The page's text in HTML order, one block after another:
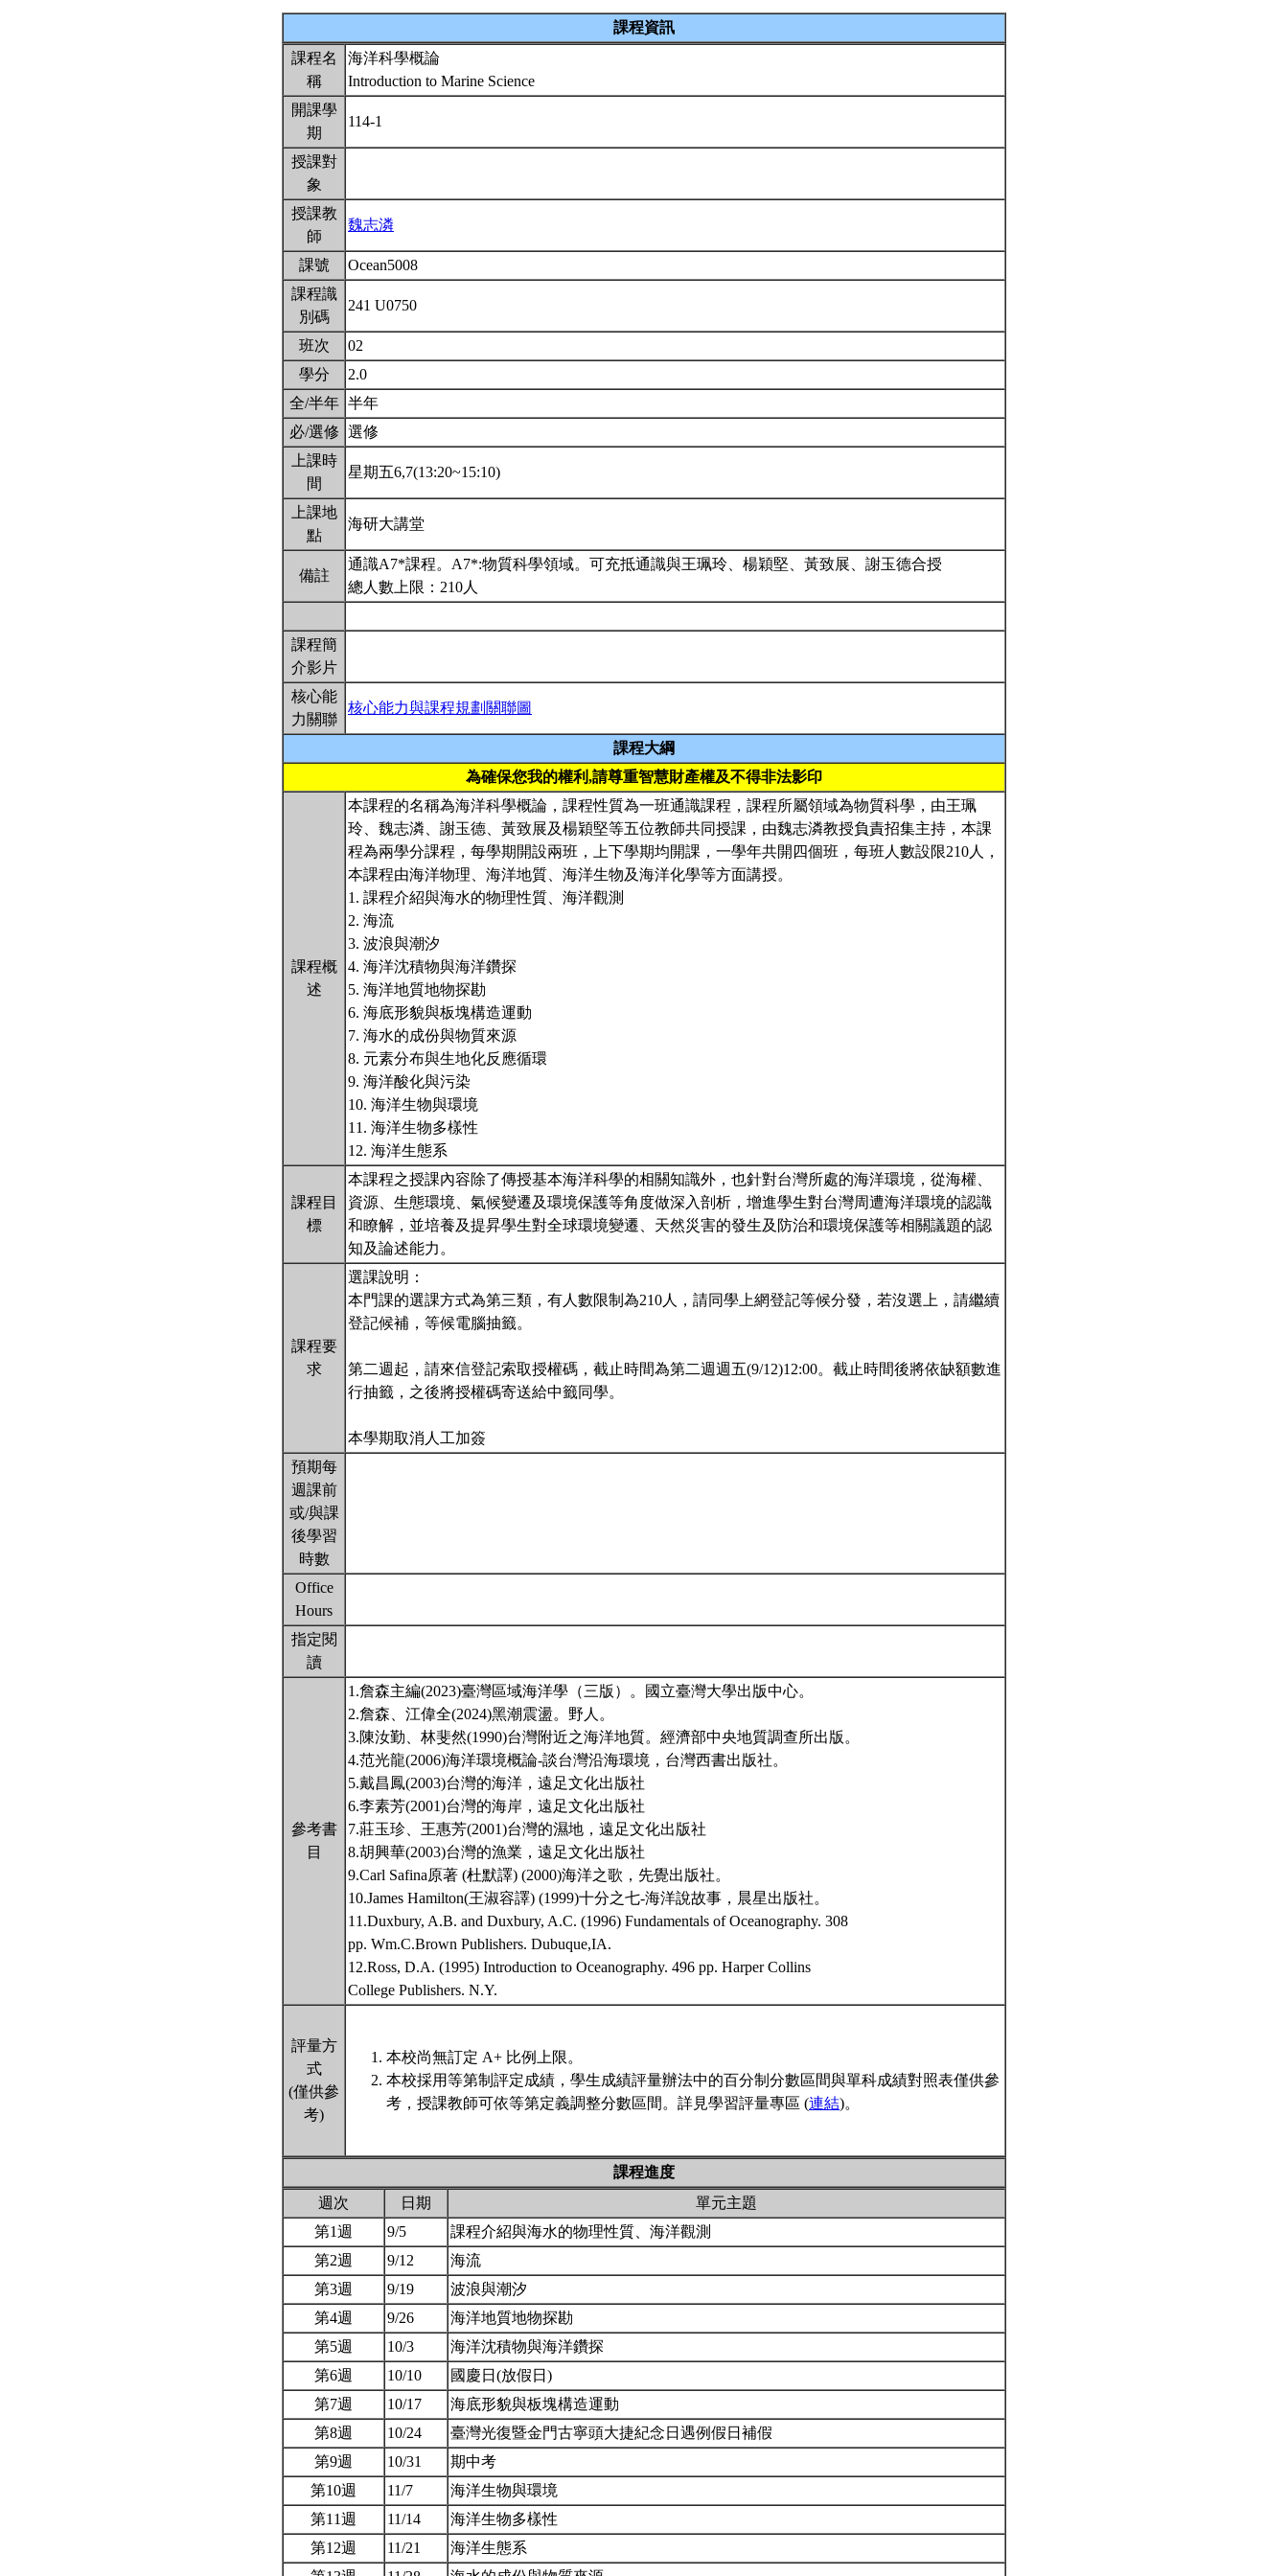
課程資訊
課程名
稱
海洋科學概論
Introduction to Marine Science
開課學
期
114-1
授課對
象
授課教
師
魏志潾
課號
Ocean5008
課程識
別碼
241 U0750
班次
02
學分
2.0
全/半年 半年
必/選修 選修
上課時
間
星期五6,7(13:20~15:10)
上課地
點
海研大講堂
備註
通識A7*課程。A7*:物質科學領域。可充抵通識與王珮玲、楊穎堅、黃致展、謝玉德合授
總人數上限：210人
課程簡
介影片
核心能
力關聯
核心能力與課程規劃關聯圖
課程大綱
為確保您我的權利,請尊重智慧財產權及不得非法影印
課程概
述
本課程的名稱為海洋科學概論，課程性質為一班通識課程，課程所屬領域為物質科學，由王珮
玲、魏志潾、謝玉德、黃致展及楊穎堅等五位教師共同授課，由魏志潾教授負責招集主持，本課
程為兩學分課程，每學期開設兩班，上下學期均開課，一學年共開四個班，每班人數設限210人，
本課程由海洋物理、海洋地質、海洋生物及海洋化學等方面講授。
1. 課程介紹與海水的物理性質、海洋觀測
2. 海流
3. 波浪與潮汐
4. 海洋沈積物與海洋鑽探
5. 海洋地質地物探勘
6. 海底形貌與板塊構造運動
7. 海水的成份與物質來源
8. 元素分布與生地化反應循環
9. 海洋酸化與污染
10. 海洋生物與環境
11. 海洋生物多樣性
12. 海洋生態系
課程目
標
本課程之授課內容除了傳授基本海洋科學的相關知識外，也針對台灣所處的海洋環境，從海權、
資源、生態環境、氣候變遷及環境保護等角度做深入剖析，增進學生對台灣周遭海洋環境的認識
和瞭解，並培養及提昇學生對全球環境變遷、天然災害的發生及防治和環境保護等相關議題的認
知及論述能力。
課程要
求
選課說明：
本門課的選課方式為第三類，有人數限制為210人，請同學上網登記等候分發，若沒選上，請繼續
登記候補，等候電腦抽籤。
第二週起，請來信登記索取授權碼，截止時間為第二週週五(9/12)12:00。截止時間後將依缺額數進
行抽籤，之後將授權碼寄送給中籤同學。
本學期取消人工加簽
預期每
週課前
或/與課
後學習
時數
Office
Hours
指定閱
讀
參考書
目
1.詹森主編(2023)臺灣區域海洋學（三版）。國立臺灣大學出版中心。
2.詹森、江偉全(2024)黑潮震盪。野人。
3.陳汝勤、林斐然(1990)台灣附近之海洋地質。經濟部中央地質調查所出版。
4.范光龍(2006)海洋環境概論-談台灣沿海環境，台灣西書出版社。
5.戴昌鳳(2003)台灣的海洋，遠足文化出版社
6.李素芳(2001)台灣的海岸，遠足文化出版社
7.莊玉珍、王惠芳(2001)台灣的濕地，遠足文化出版社
8.胡興華(2003)台灣的漁業，遠足文化出版社
9.Carl Safina原著 (杜默譯) (2000)海洋之歌，先覺出版社。
10.James Hamilton(王淑容譯) (1999)十分之七-海洋說故事，晨星出版社。
11.Duxbury, A.B. and Duxbury, A.C. (1996) Fundamentals of Oceanography. 308
pp. Wm.C.Brown Publishers. Dubuque,IA.
12.Ross, D.A. (1995) Introduction to Oceanography. 496 pp. Harper Collins
College Publishers. N.Y.
評量方
式
(僅供參
考)
本校尚無訂定 A+ 比例上限。
本校採用等第制評定成績，學生成績評量辦法中的百分制分數區間與單科成績對照表僅供參
考，授課教師可依等第定義調整分數區間。詳見學習評量專區 (連結)。
課程進度
週次
日期
單元主題
第1週
9/5
課程介紹與海水的物理性質、海洋觀測
第2週
9/12
海流
第3週
9/19
波浪與潮汐
第4週
9/26
海洋地質地物探勘
第5週
10/3
海洋沈積物與海洋鑽探
第6週
10/10
國慶日(放假日)
第7週
10/17
海底形貌與板塊構造運動
第8週
10/24
臺灣光復暨金門古寧頭大捷紀念日遇例假日補假
第9週
10/31
期中考
第10週
11/7
海洋生物與環境
第11週
11/14
海洋生物多樣性
第12週
11/21
海洋生態系